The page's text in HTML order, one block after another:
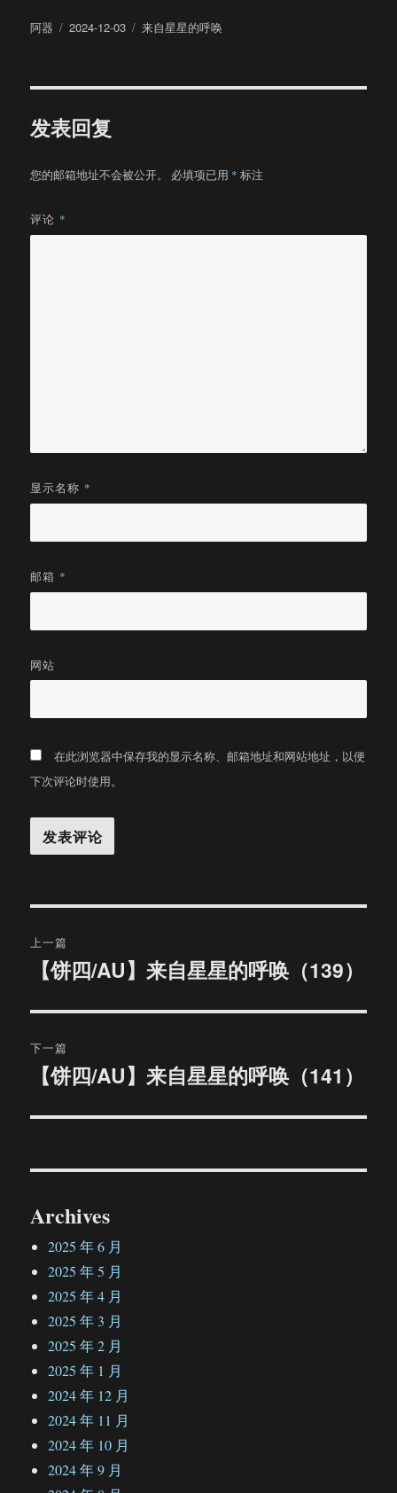
作
阿器
发
2024-12-03
分
来自星星的呼唤
发表回复
您的邮箱地址不会被公开。 必填项已用 * 标注
评论 *
显示名称 *
邮箱 *
网站
在此浏览器中保存我的显示名称、邮箱地址和网站地址，以便
下次评论时使用。
章
航
上一篇
文
章：
【饼四/AU】来自星星的呼唤（139）
下一篇
文
【饼四/AU】来自星星的呼唤（141）
Archives
2025 年 6 月
2025 年 5 月
2025 年 4 月
2025 年 3 月
2025 年 2 月
2025 年 1 月
2024 年 12 月
2024 年 11 月
2024 年 10 月
2024 年 9 月